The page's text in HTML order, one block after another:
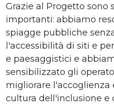
Grazie al Progetto
importanti: abbiamo
spiagge pubbliche
l'accessibilità di siti e
e paesaggistici e
sensibilizzato gli
migliorare l'accoglienza
cultura dell'inclusione e